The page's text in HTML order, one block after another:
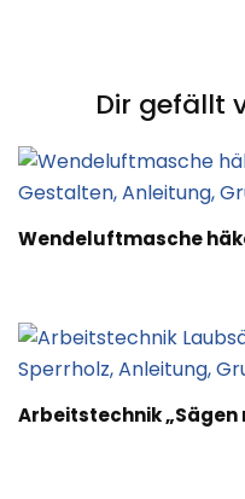
Dir gefällt
Wendeluftmasche
Arbeitstechnik